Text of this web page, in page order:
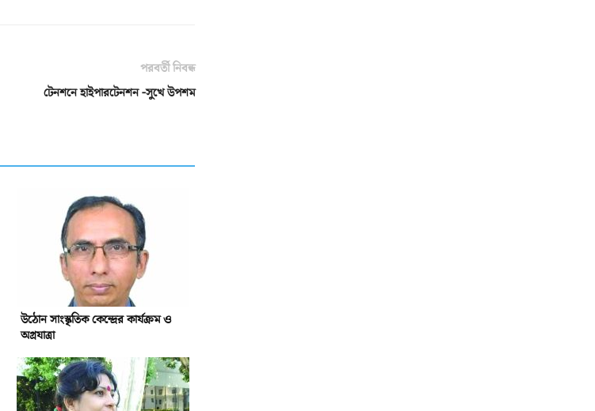
পরবর্তী নিবন্ধ
টেনশনে হাইপারটেনশন -সুখে উপশম
উঠোন সাংস্কৃতিক কেন্দ্রের কার্যক্রম ও
অগ্রযাত্রা